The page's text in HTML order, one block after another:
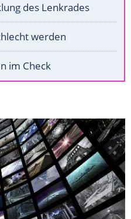
des Lenkrades
werden
im Check